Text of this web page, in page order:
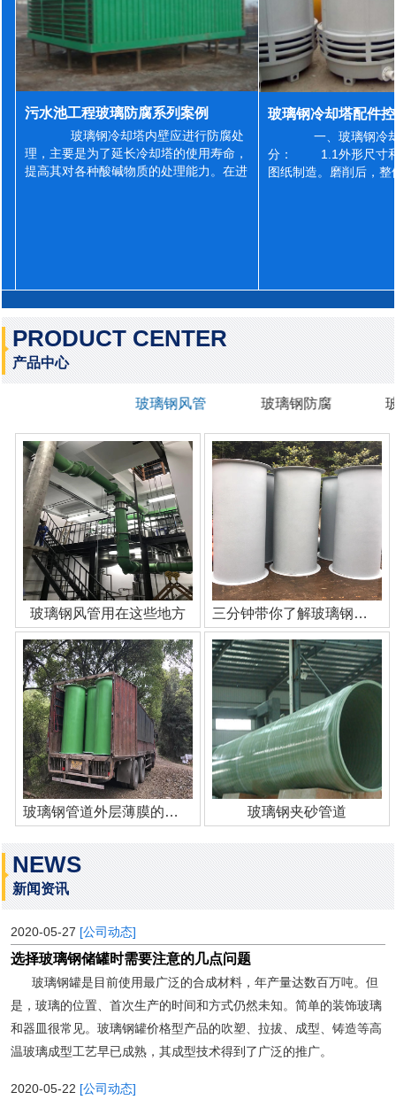
污水池工程玻璃防腐系列案例
玻璃钢冷却塔内壁应进行防腐处
理，主要是为了延长冷却塔的使用寿命，
提高其对各种酸碱物质的处理能力。在进
一、玻璃钢冷
分： 1.1外形尺寸和
图纸制造。磨削后，
PRODUCT CENTER
产品中心
玻璃钢风管 玻璃钢防腐
玻璃钢风管用在这些地方 三分钟带你了解玻璃钢管道
玻璃钢管道外层薄膜的作用 玻璃钢夹砂管道
NEWS
新闻资讯
2020-05-27 [公司动态]
选择玻璃钢储罐时需要注意的几点问题
玻璃钢罐是目前使用最广泛的合成材料，年产量达数百万吨。但
是，玻璃的位置、首次生产的时间和方式仍然未知。简单的装饰玻璃
和器皿很常见。玻璃钢罐价格型产品的吹塑、拉拔、成型、铸造等高
温玻璃成型工艺早已成熟，其成型技术得到了广泛的推广。
2020-05-22 [公司动态]